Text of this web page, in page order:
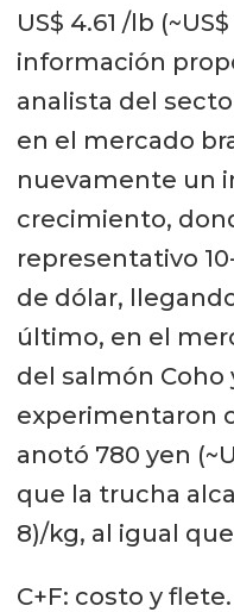
US$ 4.61 /lb
información
analista del
en el mercado
nuevamente un
crecimiento,
representativo
de dólar,
último, en el
del salmón Coho
experimentaron
anotó 780 yen
que la trucha
8)/kg, al igual
C+F: costo y flete.